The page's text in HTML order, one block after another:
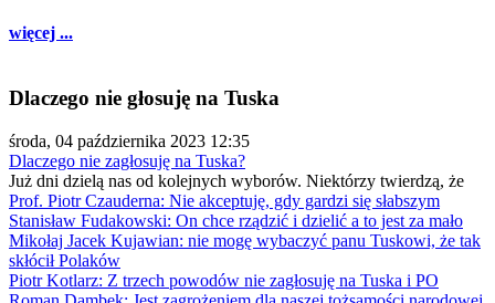
więcej ...
Dlaczego nie głosuję na Tuska
środa, 04 października 2023 12:35
Dlaczego nie zagłosuję na Tuska?
Już dni dzielą nas od kolejnych wyborów. Niektórzy twierdzą, że
Prof. Piotr Czauderna: Nie akceptuję, gdy gardzi się słabszym
Stanisław Fudakowski: On chce rządzić i dzielić a to jest za mało
Mikołaj Jacek Kujawian: nie mogę wybaczyć panu Tuskowi, że tak
skłócił Polaków
Piotr Kotlarz: Z trzech powodów nie zagłosuję na Tuska i PO